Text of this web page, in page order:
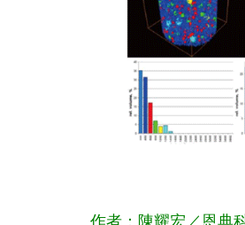
作者：陳耀宏／恩典